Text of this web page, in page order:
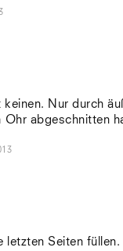
keinen. Nur durch
Ohr abgeschnitten
letzten Seiten